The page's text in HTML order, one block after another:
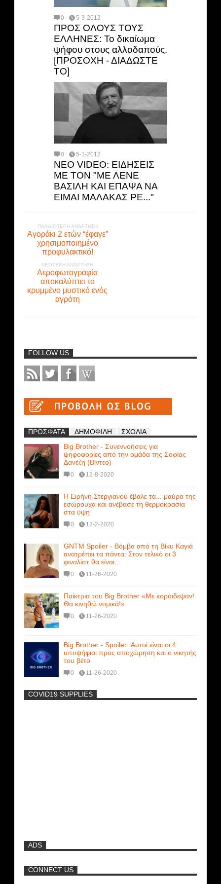
0 5-3-2012
ΠΡΟΣ ΟΛΟΥΣ ΤΟΥΣ
ΕΛΛΗΝΕΣ: Το δικαίωμα
ψήφου στους αλλοδαπούς.
[ΠΡΟΣΟΧΗ - ΔΙΑΔΩΣΤΕ
ΤΟ]
0 5-1-2012
ΝΕΟ VIDEO: ΕΙΔΗΣΕΙΣ
ΜΕ ΤΟΝ "ΜΕ ΛΕΝΕ
ΒΑΣΙΛΗ ΚΑΙ ΕΠΑΨΑ ΝΑ
ΕΙΜΑΙ ΜΑΛΑΚΑΣ ΡΕ..."
ΠΑΛΑΙΌΤΕΡΗ ΑΝΆΡΤΗΣΗ
Αγοράκι 2 ετών “έφαγε”
χρησιμοποιημένο
προφυλακτικό!
ΝΕΌΤΕΡΗ ΑΝΆΡΤΗΣΗ
Αεροφωτογραφία
αποκαλύπτει το
κρυμμένο μυστικό ενός
αγρότη
FOLLOW US
ΠΡΟΣΦΑΤΑ ΔΗΜΟΦΙΛΗ
ΣΧΟΛΙΑ
Big Brother - Συνεννοήσεις για
ψηφοφορίες από την ομάδα της Σοφίας
Δανέζη (Βίντεο)
0 12-8-2020
Η Ειρήνη Στεργιανού έβαλε τα... μαύρα της
εσώρουχα και ανέβασε τη θερμοκρασία
στα ύψη
0 12-2-2020
GNTM Spoiler - Βόμβα από τη Βίκυ Καγιά
ανατρέπει τα πάντα: Στον τελικό οι 3
φιναλίστ θα είναι...
0 11-26-2020
Παίκτρια του Big Brother «Με κορόιδεψαν!
Θα κινηθώ νομικά!»
0 11-26-2020
Big Brother - Spoiler: Αυτοί είναι οι 4
υποψήφιοι προς αποχώρηση και ο νικητής
του βέτο
0 11-26-2020
σφαλιάρες έξω από την πισίνα
-
COVID19 SUPPLIES
ADS
CONNECT US